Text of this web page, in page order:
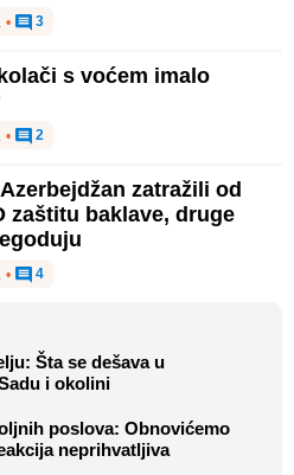
• 3
s voćem imalo
• 2
zatražili od
zaštitu baklave, druge
• 4
Šta se dešava u
i okolini
poslova: Obnovićemo
neprihvatljiva